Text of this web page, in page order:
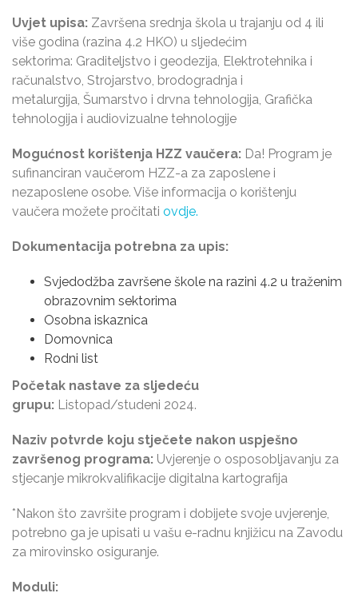
Uvjet upisa: Završena srednja škola u trajanju od 4 ili
više godina (razina 4.2 HKO) u sljedećim
sektorima: Graditeljstvo i geodezija, Elektrotehnika i
računalstvo, Strojarstvo, brodogradnja i
metalurgija, Šumarstvo i drvna tehnologija, Grafička
tehnologija i audiovizualne tehnologije
Mogućnost korištenja HZZ vaučera: Da! Program je
sufinanciran vaučerom HZZ-a za zaposlene i
nezaposlene osobe. Više informacija o korištenju
vaučera možete pročitati ovdje.
Dokumentacija potrebna za upis:
Svjedodžba završene škole na razini 4.2 u traženim
obrazovnim sektorima
Osobna iskaznica
Domovnica
Rodni list
Početak nastave za sljedeću
grupu: Listopad/studeni 2024.
Naziv potvrde koju stječete nakon uspješno
završenog programa: Uvjerenje o osposobljavanju za
stjecanje mikrokvalifikacije digitalna kartografija
*Nakon što završite program i dobijete svoje uvjerenje,
potrebno ga je upisati u vašu e-radnu knjižicu na Zavodu
za mirovinsko osiguranje.
Moduli: